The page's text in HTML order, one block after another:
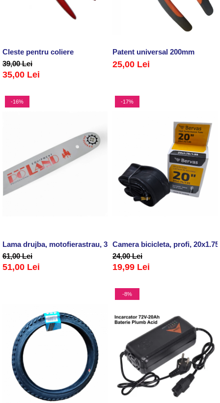
Cleste pentru coliere
39,00 Lei
35,00 Lei
Patent universal 200mm
25,00 Lei
-16%
Lama drujba, motofierastrau, 31D,.325'',1.3mm, prindere mica
61,00 Lei
51,00 Lei
-17%
Camera bicicleta, profi,
24,00 Lei
19,99 Lei
-8%